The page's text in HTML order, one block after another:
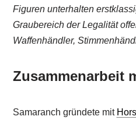
Figuren unterhalten
Graubereich der Legalität
Waffenhändler,
Zusammenarbeit
Samaranch gründete mit